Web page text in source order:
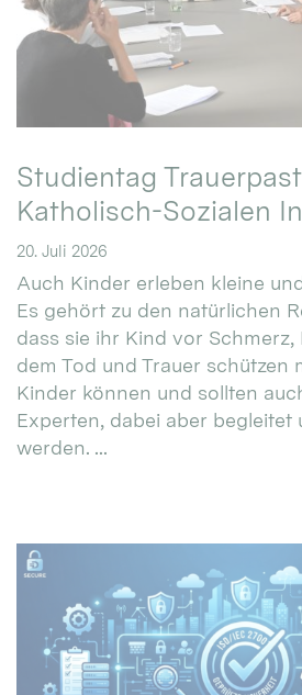
Studientag
Katholisch-Sozialen
20. Juli 2026
Auch Kinder erleben kleine
Es gehört zu den natürlichen
dass sie ihr Kind vor
dem Tod und Trauer schützen
Kinder können und sollten
Experten, dabei aber begleitet
werden. ...